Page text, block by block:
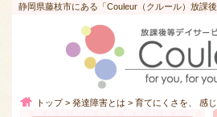
静岡県藤枝市にある「Couleur（クルール）放課
トップ> 発達障害とは > 育てにくさを、 感